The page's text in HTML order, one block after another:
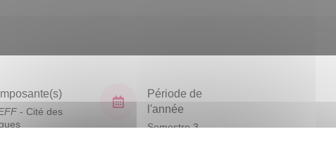
- Cité des
Période de
l'année
Semestre 3